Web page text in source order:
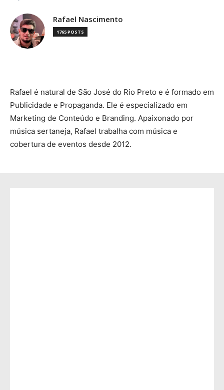
Rafael Nascimento
1765 POSTS
Rafael é natural de São José do Rio Preto e é formado em
Publicidade e Propaganda. Ele é especializado em
Marketing de Conteúdo e Branding. Apaixonado por
música sertaneja, Rafael trabalha com música e
cobertura de eventos desde 2012.